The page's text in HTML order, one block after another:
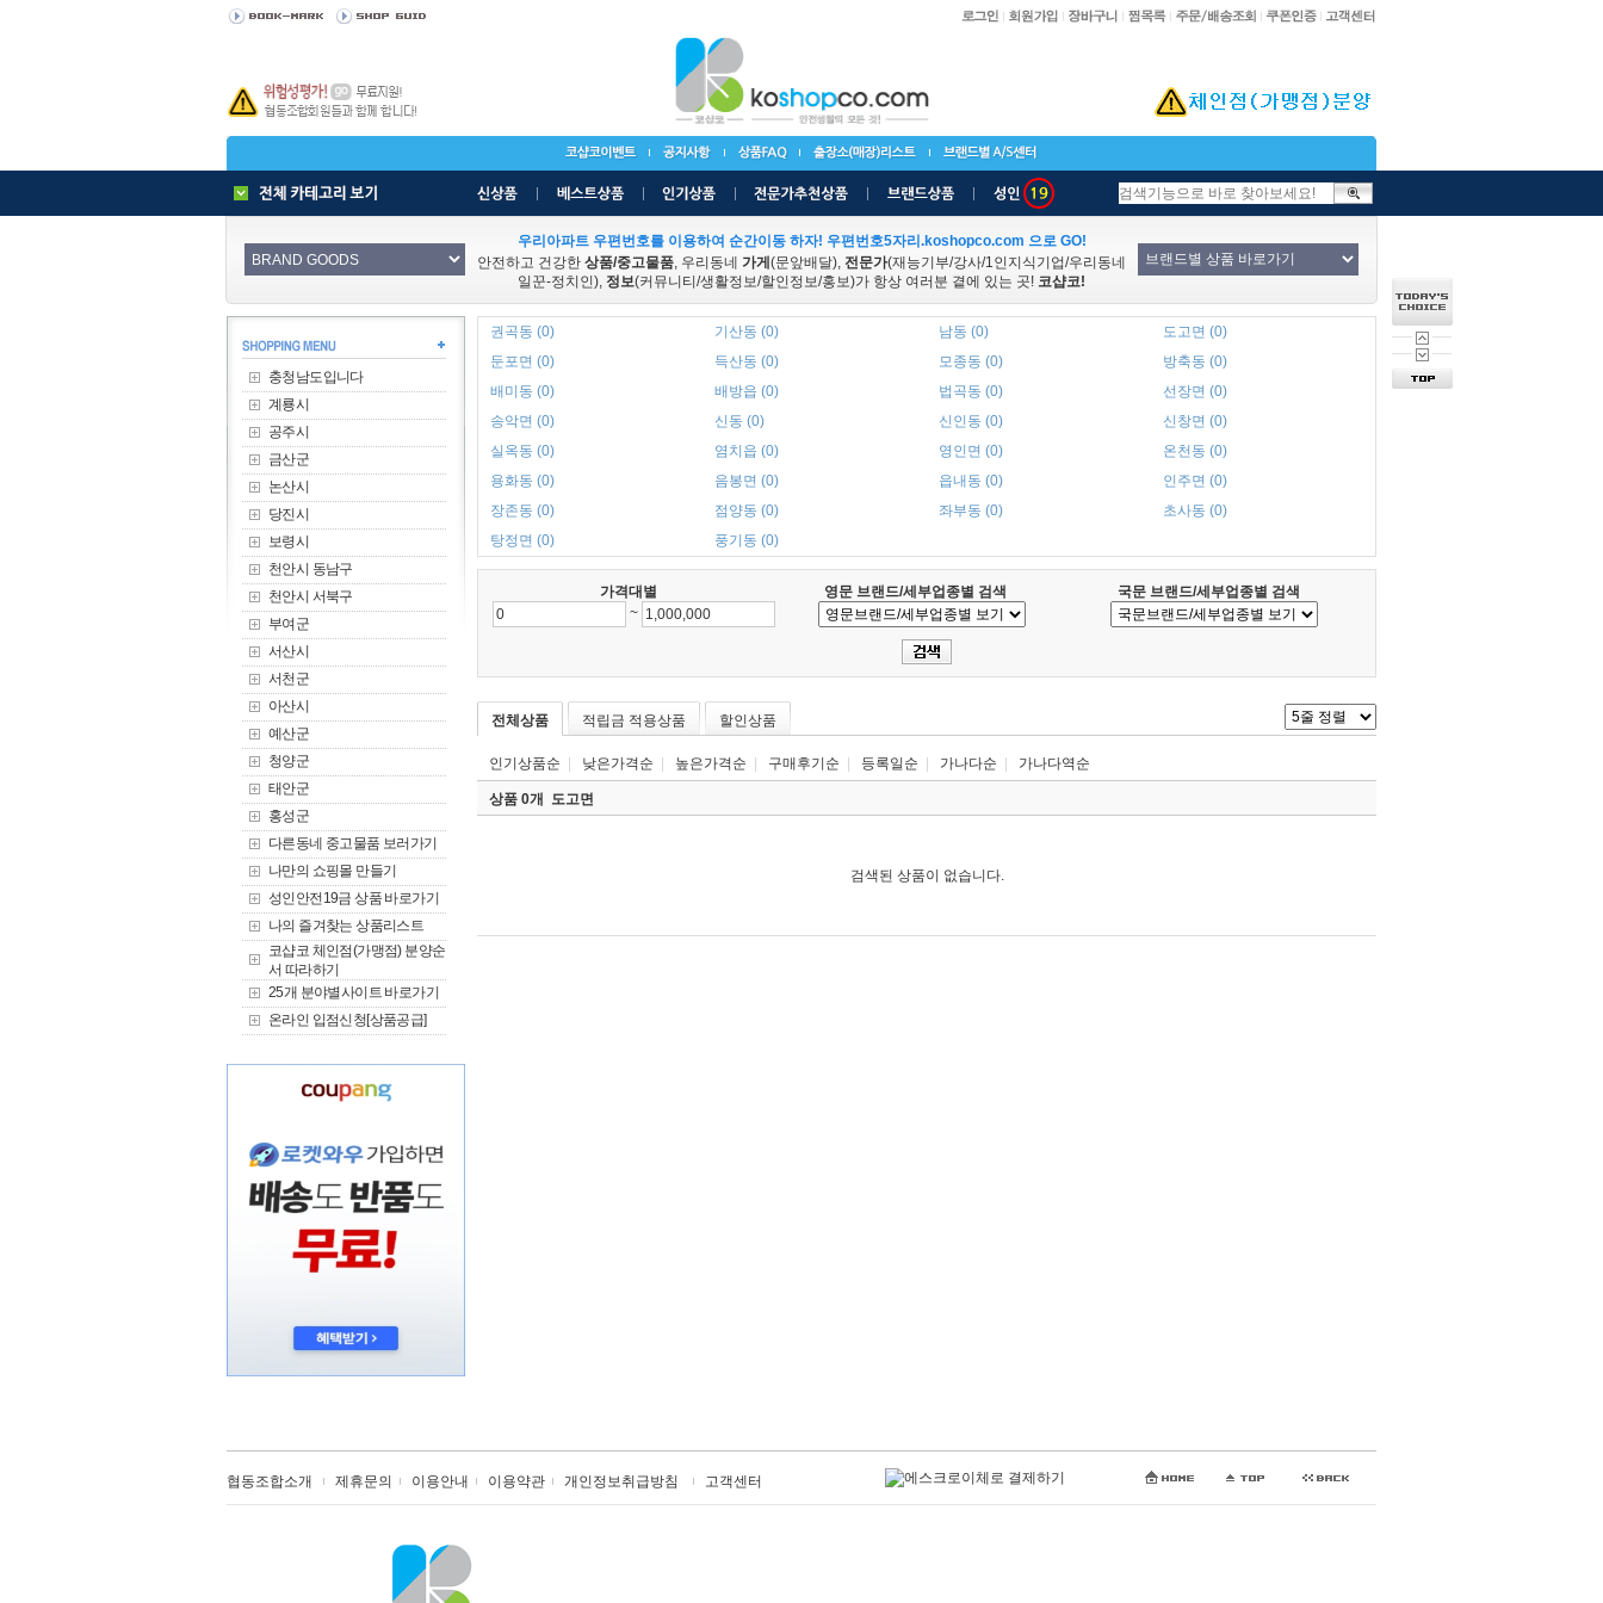
우리아파트 우편번호를 이용하여 순간이동 하자! 우편번호5자리.koshopco.com 으로 GO!
안전하고 건강한 상품/중고물품, 우리동네 가게 (문앞배달), 전문가(재능기부/강사/1인지식기업/우리동네
일꾼-정치인), 정보(커뮤니티/생활정보/할인정보/홍보)가 항상 여러분 곁에 있는 곳! 코샵코!
충청남도입니다
계룡시
공주시
금산군
논산시
당진시
보령시
천안시 동남구
천안시 서북구
부여군
서산시
서천군
아산시
예산군
청양군
태안군
홍성군
다른동네 중고물품 보러가기
나만의 쇼핑몰 만들기
성인안전19금 상품 바로가기
나의 즐겨찾는 상품리스트
코샵코 체인점(가맹점) 분양순
서 따라하기
25개 분야별사이트 바로가기
온라인 입점신청[상품공급]
권곡동 (0) 기산동 (0) 남동 (0)
도고면 (0)
둔포면 (0)
득산동 (0) 모종동 (0)
방축동 (0)
배미동 (0)
배방읍 (0) 법곡동 (0)
선장면 (0)
송악면 (0)
신동 (0) 신인동 (0)
신창면 (0)
실옥동 (0)
염치읍 (0) 영인면 (0)
온천동 (0)
용화동 (0)
음봉면 (0) 읍내동 (0)
인주면 (0)
장존동 (0)
점양동 (0) 좌부동 (0)
초사동 (0)
탕정면 (0)
풍기동 (0)
가격대별 영문 브랜드/세부업종별 검색
국문 브랜드/세부업종별 검색
~
전체상품 적립금 적용상품 할인상품
인기상품순 낮은가격순 높은가격순 구매후기순 등록일순 가나다순 가나다역순
상품 0개 도고면
검색된 상품이 없습니다.
협동조합소개 제휴문의 이용안내 이용약관 개인정보취급방침 고객센터